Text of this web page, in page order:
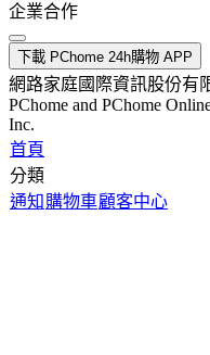
企業合作
下載 PChome 24h購物 APP
網路家庭國際資訊股份有
PChome and PChome
Inc.
首頁
分類
通知 購物車顧客中心